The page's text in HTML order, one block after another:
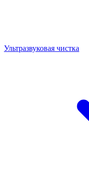
Ультразвуковая чистка